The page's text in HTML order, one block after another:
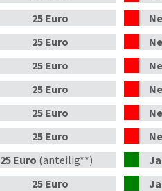
25 Euro
25 Euro
25 Euro
25 Euro
25 Euro
25 Euro
25 Euro (anteilig**) Ja
25 Euro Ja